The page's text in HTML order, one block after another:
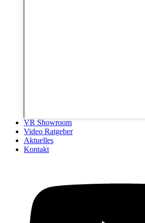
VR Showroom
Video Ratgeber
Aktuelles
Kontakt